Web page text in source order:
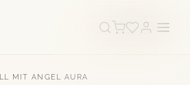
MIT ANGEL AURA